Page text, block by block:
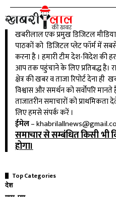
खबरीलाल एक प्रमुख डिजिटल
पाठकों को डिजिटल प्लेट फॉर्म में
करना है । हमारी टीम देश-विदेश की
आप तक पहुंचाने के लिए प्रतिबद्ध है।
क्षेत्र की खबर व ताजा रिपोर्ट देना
विश्वास और समर्थन को सर्वोपरि
ताजातरीन समाचारों को
लिए हमसे संपर्क करें ।
ईमेल–
समाचार से सम्बंधित किसी भी
होगा।
Top Categories
देश